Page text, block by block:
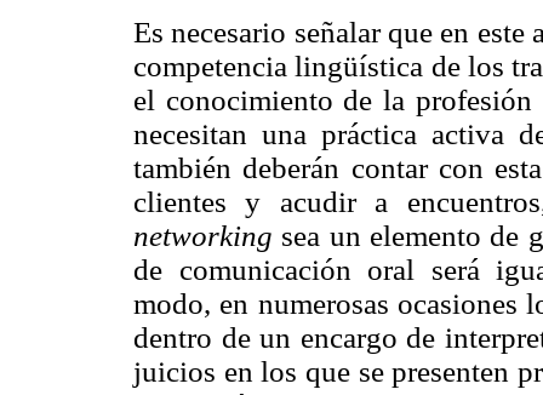
Es necesario señalar que en
competencia lingüística de los
el conocimiento de la profesión
necesitan una práctica activa
también deberán contar con
clientes y acudir a
networking sea un elemento de
de comunicación oral será
modo, en numerosas ocasiones
dentro de un encargo de
juicios en los que se presenten